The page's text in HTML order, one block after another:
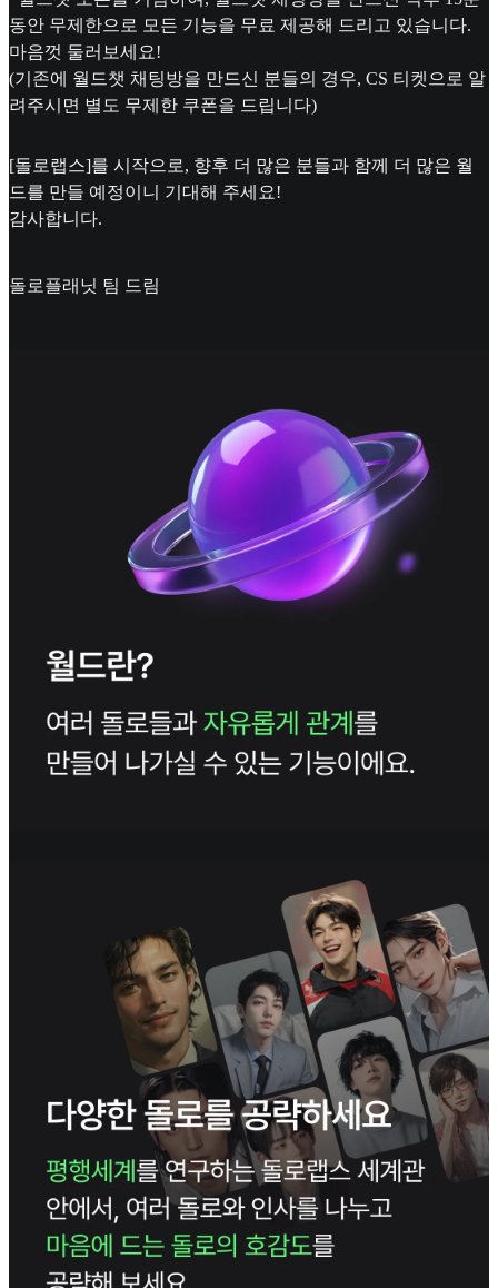
동안 무제한으로 모든 기능을 무료 제공해 드리고 있습니다.
마음껏 둘러보세요!
(기존에 월드챗 채팅방을 만드신 분들의 경우, CS 티켓으로 알
려주시면 별도 무제한 쿠폰을 드립니다)
[돌로랩스]를 시작으로, 향후 더 많은 분들과 함께 더 많은 월
드를 만들 예정이니 기대해 주세요!
감사합니다.
돌로플래닛 팀 드림